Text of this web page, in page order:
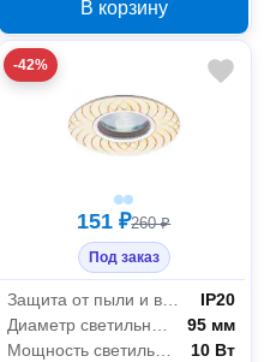
LED 51 06 04 золото 6Вт
IT8558
В корзину
-42%
151 ₽260 ₽
Под заказ
Защита от пыли и влаги
IP20
Диаметр светильника
95 мм
Мощность светильника
10 Вт